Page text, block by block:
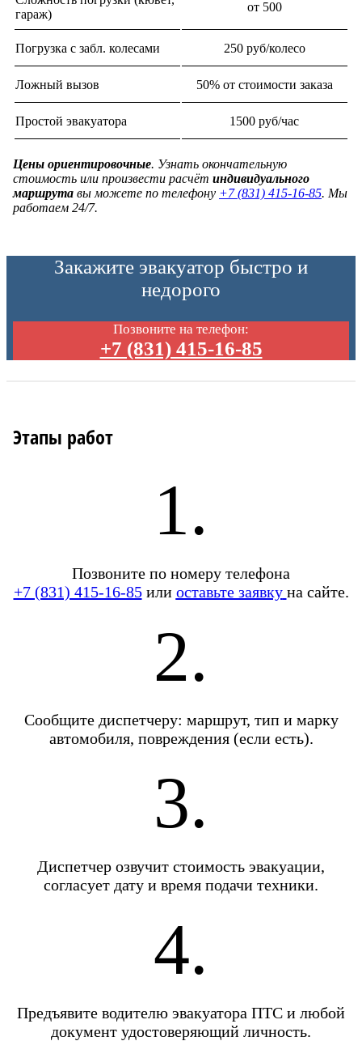
гараж)
от 500
Погрузка с забл. колесами 250 руб/колесо
Ложный вызов 50% от стоимости заказа
Простой эвакуатора 1500 руб/час
Цены ориентировочные. Узнать окончательную
стоимость или произвести расчёт индивидуального
маршрутавы можете по телефону +7 (831) 415-16-85. Мы
работаем 24/7.
Закажите эвакуатор быстро и
недорого
Позвоните на телефон:
+7 (831) 415-16-85
Этапы работ
1.
Позвоните по номеру телефона
+7 (831) 415-16-85или оставьте заявку на сайте.
2.
Сообщите диспетчеру: маршрут, тип и марку
автомобиля, повреждения (если есть).
3.
Диспетчер озвучит стоимость эвакуации,
согласует дату и время подачи техники.
4.
Предъявите водителю эвакуатора ПТС и любой
документ удостоверяющий личность.